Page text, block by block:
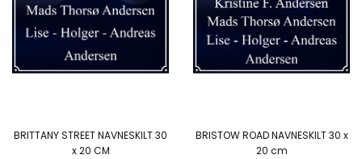
BRITTANY STREET NAVNESKILT 30
x 20 CM
BRISTOW ROAD NAVNESKILT 30 x
20 cm